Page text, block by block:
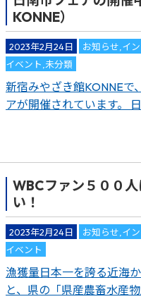
KONNE）
2023年2月24日 お知らせ イ
イベント 未分類
新宿みやざき館KONNEで
アが開催されています。
WBCファン５００
い！
2023年2月24日 お知らせ イ
イベント
漁獲量日本一を誇る近海
と、県の「県産農畜水産